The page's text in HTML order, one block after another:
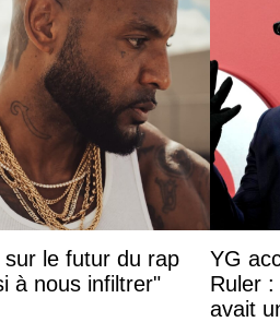
le futur du rap
à nous infiltrer"
YG
Ruler
avait